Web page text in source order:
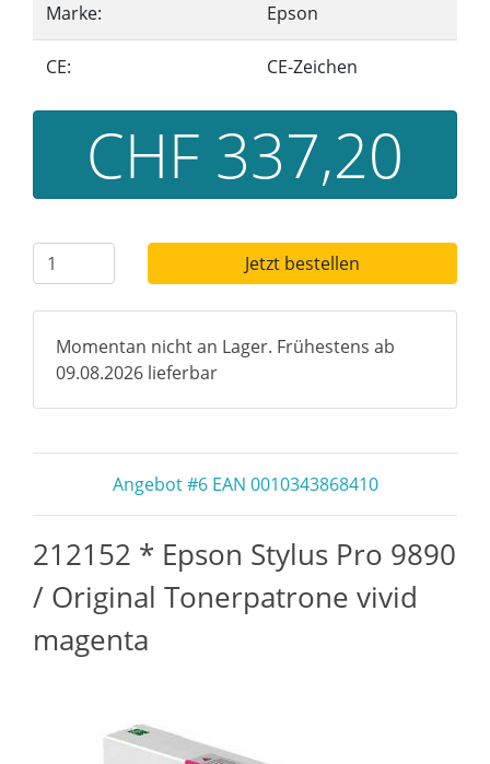
Marke: Epson
CE: CE-Zeichen
CHF 337,20
Jetzt bestellen
Momentan nicht an Lager. Frühestens ab
09.08.2026 lieferbar
Angebot #6 EAN 0010343868410
212152 * Epson Stylus Pro 9890
/ Original Tonerpatrone vivid
magenta